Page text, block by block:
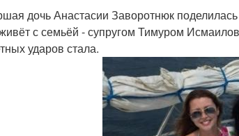
дочь Анастасии Заворотнюк
с семьёй - супругом Тимуром
ударов стала.